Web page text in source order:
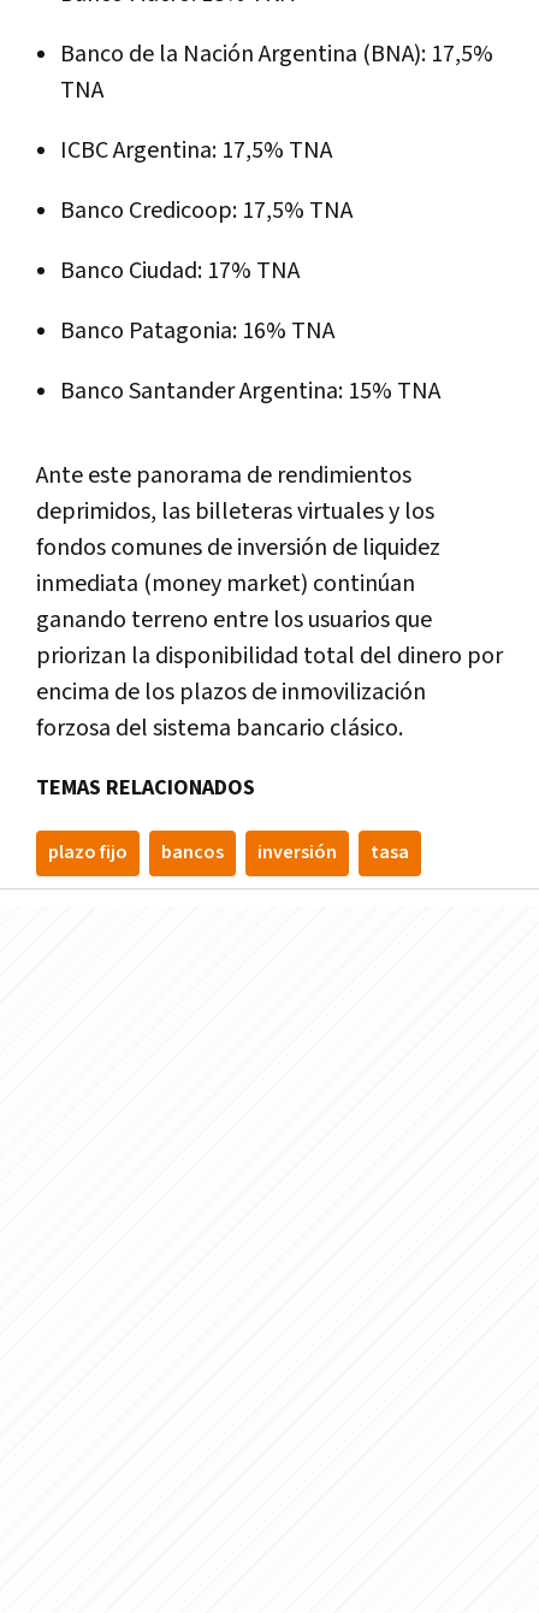
Banco de la Nación Argentina (BNA): 17,5%
TNA
ICBC Argentina: 17,5% TNA
Banco Credicoop: 17,5% TNA
Banco Ciudad: 17% TNA
Banco Patagonia: 16% TNA
Banco Santander Argentina: 15% TNA
Ante este panorama de rendimientos
deprimidos, las billeteras virtuales y los
fondos comunes de inversión de liquidez
inmediata (money market) continúan
ganando terreno entre los usuarios que
priorizan la disponibilidad total del dinero por
encima de los plazos de inmovilización
forzosa del sistema bancario clásico.
TEMAS RELACIONADOS
plazo fijo bancos inversión tasa